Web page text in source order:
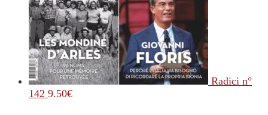
Radici n°
142 9.50€